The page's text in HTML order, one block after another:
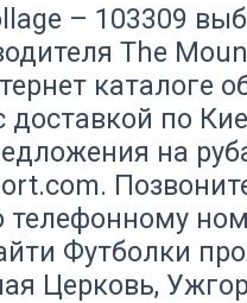
– 103309
The
каталоге
доставкой по
на
Футболки
Церковь,